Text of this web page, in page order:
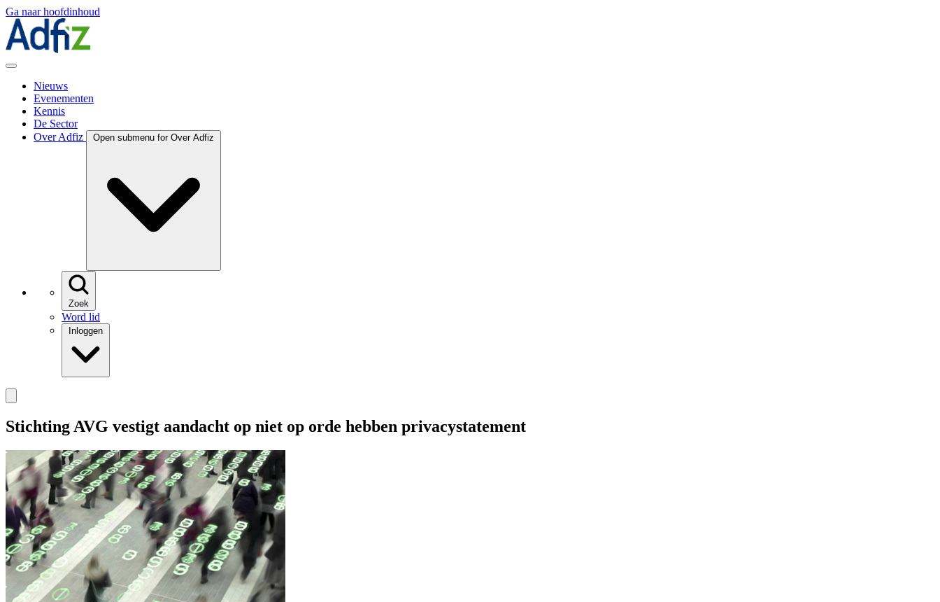
Ga naar hoofdinhoud
Nieuws
Evenementen
Kennis
De Sector
Over Adfiz
Open submenu for Over Adfiz
Zoek
Word lid
Inloggen
Stichting AVG vestigt aandacht op niet op orde hebben privacystatement